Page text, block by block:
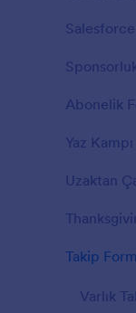
Salesforce
Abonelik
Yaz
Uzaktan
Takip
Varlık